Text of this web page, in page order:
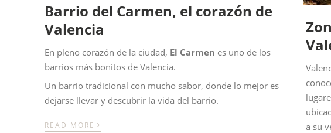
Barrio del Carmen, el corazón de
Valencia
En pleno corazón de la ciudad, El Carmen es uno de los
barrios más bonitos de Valencia.
Un barrio tradicional con mucho sabor, donde lo mejor es
dejarse llevar y descubrir la vida del barrio.
READ MORE ›
a su